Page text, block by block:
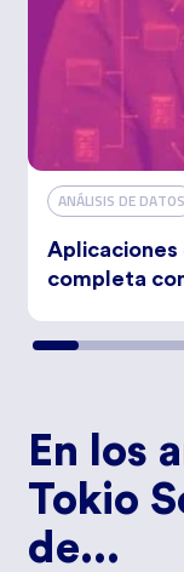
ANÁLISIS DE DATOS
Aplicaciones
completa
En los
Tokio
de...